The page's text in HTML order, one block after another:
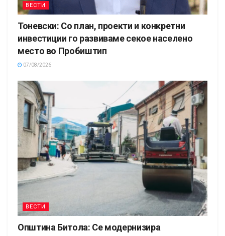
ВЕСТИ
Тоневски: Со план, проекти и конкретни
инвестиции го развиваме секое населено
место во Пробиштип
07/08/2026
ВЕСТИ
Општина Битола: Се модернизира